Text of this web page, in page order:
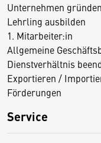
Unternehmen gründen
Lehrling ausbilden
1. Mitarbeiter:in
Allgemeine
Dienstverhältnis
Exportieren /
Förderungen
Service